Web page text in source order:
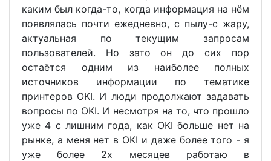
каким был когда-то, когда информация на нём
появлялась почти ежедневно, с пылу-с жару,
актуальная по текущим запросам
пользователей. Но зато он до сих пор
остаётся одним из наиболее полных
источников информации по тематике
принтеров OKI. И люди продолжают задавать
вопросы по OKI. И несмотря на то, что прошло
уже 4 с лишним года, как OKI больше нет на
рынке, а меня нет в OKI и даже более того - я
уже более 2х месяцев работаю в